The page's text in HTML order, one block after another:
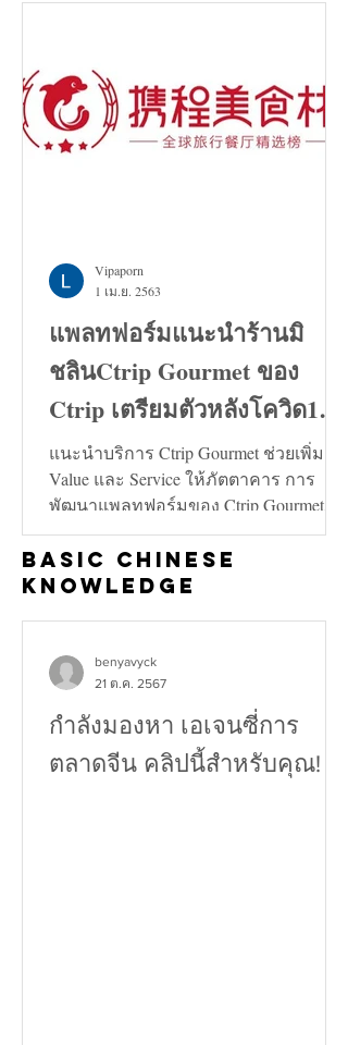
แพลทฟอร์มแนะนำร้านมิ
ชลินCtrip Gourmet ของ
Ctrip เตรียมตัวหลังโควิด19
คลี่คลาย
แนะนำบริการ Ctrip Gourmet ช่วยเพิ่ม
Value และ Service ให้ภัตตาคาร การ
พัฒนาแพลทฟอร์มของ Ctrip Gourmet จะ
ช่วยเพิ่มทั้งในด้าน Value และ...
Vipaporn
1 เม.ย. 2563
Basic Chinese
Knowledge
กำลังมองหา เอเจนซี่การ
ตลาดจีน คลิปนี้สำหรับคุณ!
benyavyck
21 ต.ค. 2567